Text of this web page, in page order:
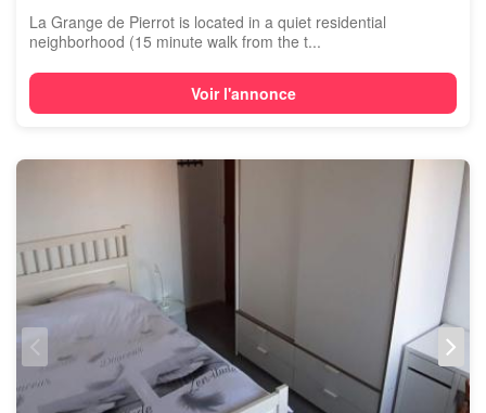
La Grange de Pierrot is located in a quiet residential
neighborhood (15 minute walk from the t...
Voir l'annonce